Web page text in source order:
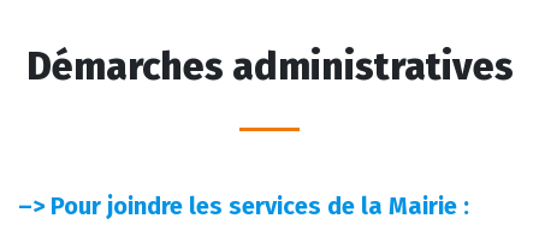
Démarches administratives
–> Pour joindre les services de la Mairie :